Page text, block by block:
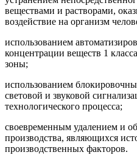
веществами и растворами,
воздействие на организм
использованием
концентрации веществ 1
зоны;
использованием
световой и звуковой
технологического процесса;
своевременным удалением и
производства, являющихся
производственных факторов.